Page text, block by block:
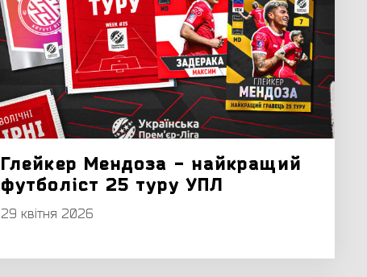
Глейкер Мендоза - найкращий
футболіст 25 туру УПЛ
29 квітня 2026